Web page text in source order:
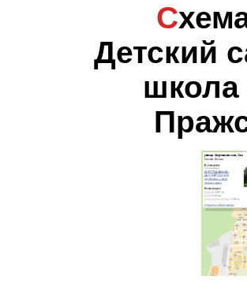
Схема проезда -
Детский